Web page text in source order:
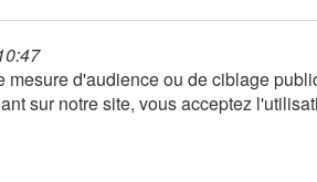
d'audience ou de ciblage
sur notre site, vous acceptez